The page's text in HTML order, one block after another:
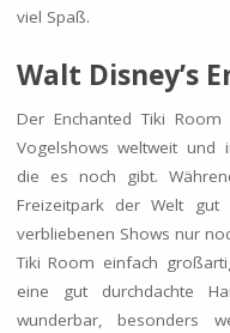
viel Spaß.
Walt Disney’s
Der Enchanted Tiki
Vogelshows weltweit und
die es noch gibt.
Freizeitpark der Welt
verbliebenen Shows nur
Tiki Room einfach
eine gut durchdachte
wunderbar, besonders